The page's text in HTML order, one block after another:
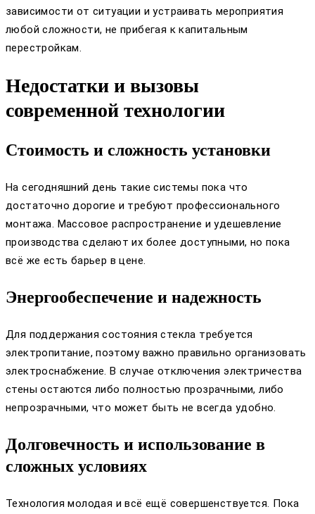
зависимости от ситуации и устраивать мероприятия
любой сложности, не прибегая к капитальным
перестройкам.
Недостатки и вызовы
современной технологии
Стоимость и сложность установки
На сегодняшний день такие системы пока что
достаточно дорогие и требуют профессионального
монтажа. Массовое распространение и удешевление
производства сделают их более доступными, но пока
всё же есть барьер в цене.
Энергообеспечение и надежность
Для поддержания состояния стекла требуется
электропитание, поэтому важно правильно организовать
электроснабжение. В случае отключения электричества
стены остаются либо полностью прозрачными, либо
непрозрачными, что может быть не всегда удобно.
Долговечность и использование в
сложных условиях
Технология молодая и всё ещё совершенствуется. Пока